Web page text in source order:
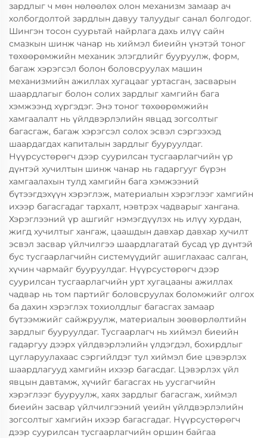
зардлыг ч мөн нөлөөлөх олон механизм замаар ач
холбогдолтой зардлын давуу талуудыг санал болгодог.
Шингэн тосон суурьтай найрлага дахь илүү сайн
смазкын шинж чанар нь хиймэл биеийн үнэтэй тоног
төхөөрөмжийн механик элэгдлийг бууруулж, форм,
багаж хэрэгсэл болон боловсруулах машин
механизмийн ажиллах хугацааг уртасган, засварын
шаардлагыг болон солих зардлыг хамгийн бага
хэмжээнд хүргэдэг. Энэ тоног төхөөрөмжийн
хамгаалалт нь үйлдвэрлэлийн явцад зогсолтыг
багасгаж, багаж хэрэгсэл солох эсвэл сэргээхэд
шаардагдах капиталын зардлыг бууруулдаг.
Нүүрсустөрөгч дээр суурилсан тусгаарлагчийн үр
дүнтэй хучилтын шинж чанар нь гадаргууг бүрэн
хамгаалахын тулд хамгийн бага хэмжээний
бүтээгдэхүүн хэрэглэж, материалын хэрэглээг хамгийн
ихээр багасгадаг тархалт, нэвтрэх чадварыг хангана.
Хэрэглээний үр ашгийг нэмэгдүүлэх нь илүү хурдан,
жигд хучилтыг хангаж, цаашдын давхар давхар хучилт
эсвэл засвар үйлчилгээ шаардлагатай бусад үр дүнтэй
бус тусгаарлагчийн системүүдийг ашиглахаас салган,
хүчин чармайг бууруулдаг. Нүүрсустөрөгч дээр
суурилсан тусгаарлагчийн урт хугацааны ажиллах
чадвар нь том партийг боловсруулах боломжийг олгох
ба дахин хэрэглэх тохиолдлыг багасгах замаар
бүтээмжийг сайжруулж, материалын зөөвөрлөлтийн
зардлыг бууруулдаг. Тусгаарлагч нь хиймэл биеийн
гадаргуу дээрх үйлдвэрлэлийн үлдэгдэл, бохирдлыг
цугларуулахаас сэргийлдэг тул хиймэл бие цэвэрлэх
шаардлагууд хамгийн ихээр багасдаг. Цэвэрлэх үйл
явцын давтамж, хүчийг багасгах нь уусгагчийн
хэрэглээг бууруулж, хаях зардлыг багасгаж, хиймэл
биеийн засвар үйлчилгээний үеийн үйлдвэрлэлийн
зогсолтыг хамгийн ихээр багасгадаг. Нүүрсустөрөгч
дээр суурилсан тусгаарлагчийн оршин байгаа